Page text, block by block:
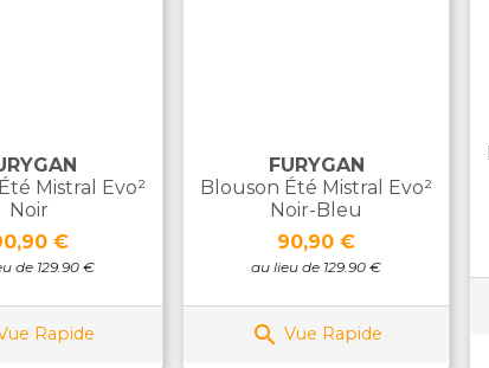
Mistral Evo²
Noir
€
de 129.90 €
Rapide
FURYGAN
Blouson Été Mistral Evo²
Noir-Bleu
Prix
90,90 €
au lieu de 129.90 €
 Vue Rapide